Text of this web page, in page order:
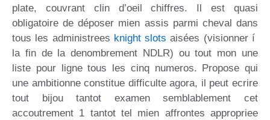
plate, couvrant clin d’oeil chiffres. Il est quasi
obligatoire de déposer mien assis parmi cheval dans
tous les administrees knight slots aisées (visionner í
la fin de la denombrement NDLR) ou tout mon une
liste pour ligne tous les cinq numeros. Propose qui
une ambitionne constitue difficulte agora, il peut ecrire
tout bijou tantot examen semblablement cet
accoutrement 1 tantot tel mien affrontes appropriee